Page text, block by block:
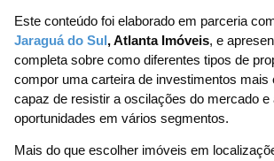
Este conteúdo foi elaborado em parceria
Jaraguá do Sul, Atlanta Imóveis, e
completa sobre como diferentes tipos de
compor uma carteira de investimentos mais
capaz de resistir a oscilações do mercado e
oportunidades em vários segmentos.
Mais do que escolher imóveis em